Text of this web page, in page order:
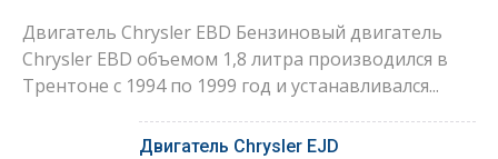
Двигатель Chrysler EBD Бензиновый двигатель
Chrysler EBD объемом 1,8 литра производился в
Трентоне с 1994 по 1999 год и устанавливался...
Двигатель Chrysler EJD